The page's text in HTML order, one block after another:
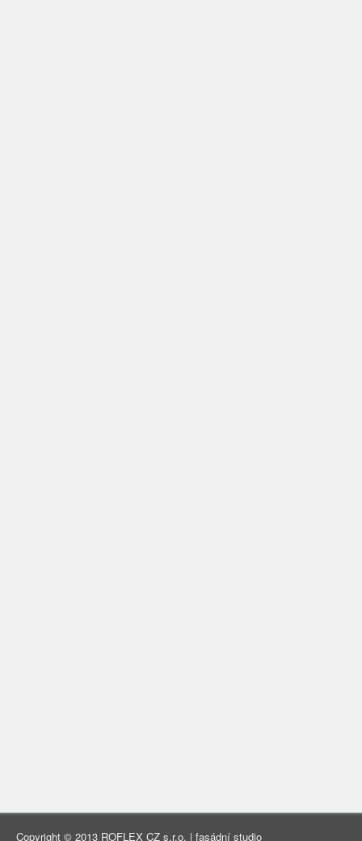
Copyright © 2013 ROFLEX CZ s.r.o. | fasádní studio